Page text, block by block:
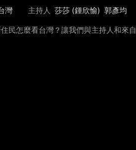
灣 主持人 莎莎 (鍾欣愉) 郭彥均
民怎麼看台灣？讓我們與主持人和來